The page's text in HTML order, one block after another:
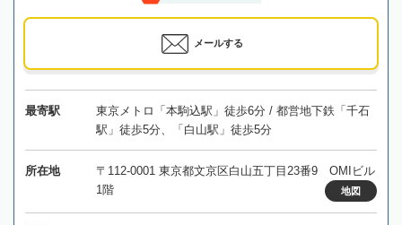
メールする
最寄駅
東京メトロ「本駒込駅」徒歩6分 / 都営地下鉄「千石
駅」徒歩5分、「白山駅」徒歩5分
所在地
〒112-0001 東京都文京区白山五丁目23番9 OMIビル
1階
地図